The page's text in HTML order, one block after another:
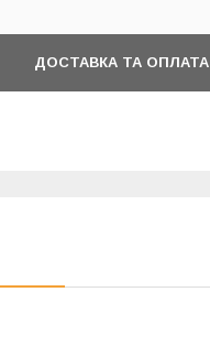
ДОСТАВКА ТА ОПЛАТА